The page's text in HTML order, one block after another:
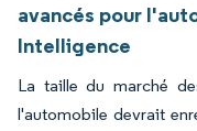
avancés pour
Intelligence
La taille du marché
l'automobile devrait